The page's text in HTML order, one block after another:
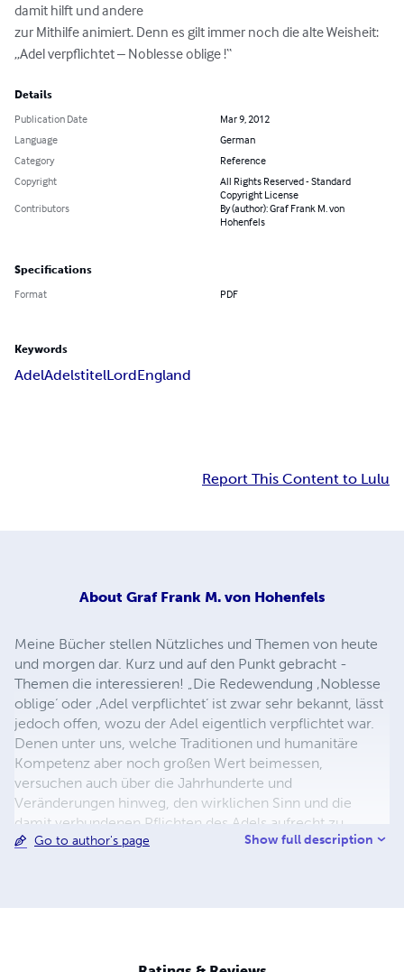
damit hilft und andere
zur Mithilfe animiert. Denn es gilt immer noch die alte Weisheit:
„Adel verpflichtet – Noblesse oblige !“
Details
Publication Date
Mar 9, 2012
Language
German
Category
Reference
Copyright
All Rights Reserved - Standard
Copyright License
Contributors
By (author): Graf Frank M. von
Hohenfels
Specifications
Format PDF
Keywords
AdelAdelstitelLordEngland
Report This Content to Lulu
About Graf Frank M. von Hohenfels
Meine Bücher stellen Nützliches und Themen von heute
und morgen dar. Kurz und auf den Punkt gebracht -
Themen die interessieren! „Die Redewendung ‚Noblesse
oblige‘ oder ‚Adel verpflichtet‘ ist zwar sehr bekannt, lässt
jedoch offen, wozu der Adel eigentlich verpflichtet war.
Denen unter uns, welche Traditionen und humanitäre
Kompetenz aber noch großen Wert beimessen,
versuchen auch über die Jahrhunderte und
Veränderungen hinweg, den wirklichen Sinn und die
damit verbundenen Pflichten des Adels aufrecht zu
erhalten und angepasst an die Neuzeit den „alten Adel“ im
Graf Frank M. von Hohenfels ! ( www.Graf-von-
Go to author's page Show full description